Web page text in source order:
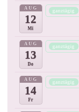
AUG
12
Mi
ganztägig
AUG
13
Do
ganztägig
AUG
14
Fr
ganztägig